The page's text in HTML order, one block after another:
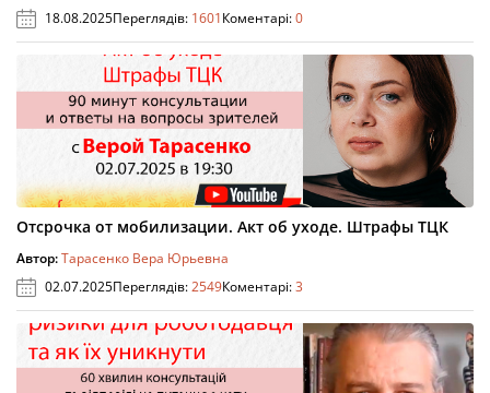
18.08.2025Переглядів: 1601Коментарі:0
Отсрочка от мобилизации. Акт об уходе. Штрафы ТЦК
Автор:Тарасенко Вера Юрьевна
02.07.2025Переглядів:2549Коментарі:3